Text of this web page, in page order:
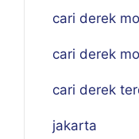
cari derek
cari derek
cari derek
jakarta